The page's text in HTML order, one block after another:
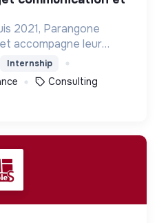
2021, Parangone
accompagne leur
vers un modèle d’affaire
et social positif.
Internship
Consulting